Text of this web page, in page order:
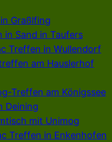
Graßlfing
in Sand in Taufers
Treffen in Wullendorf
am Hauslerhof
Treffen am Königssee
Deining
mit Unimog
Treffen in Enkenhofen